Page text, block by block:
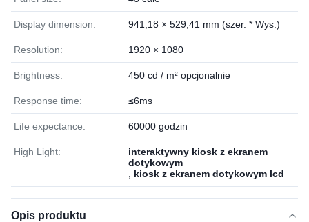
Display dimension: 941,18 × 529,41 mm (szer. * Wys.)
Resolution: 1920 × 1080
Brightness: 450 cd / m² opcjonalnie
Response time: ≤6ms
Life expectance: 60000 godzin
High Light:
interaktywny kiosk z ekranem
dotykowym
kiosk z ekranem dotykowym lcd
Opis produktu